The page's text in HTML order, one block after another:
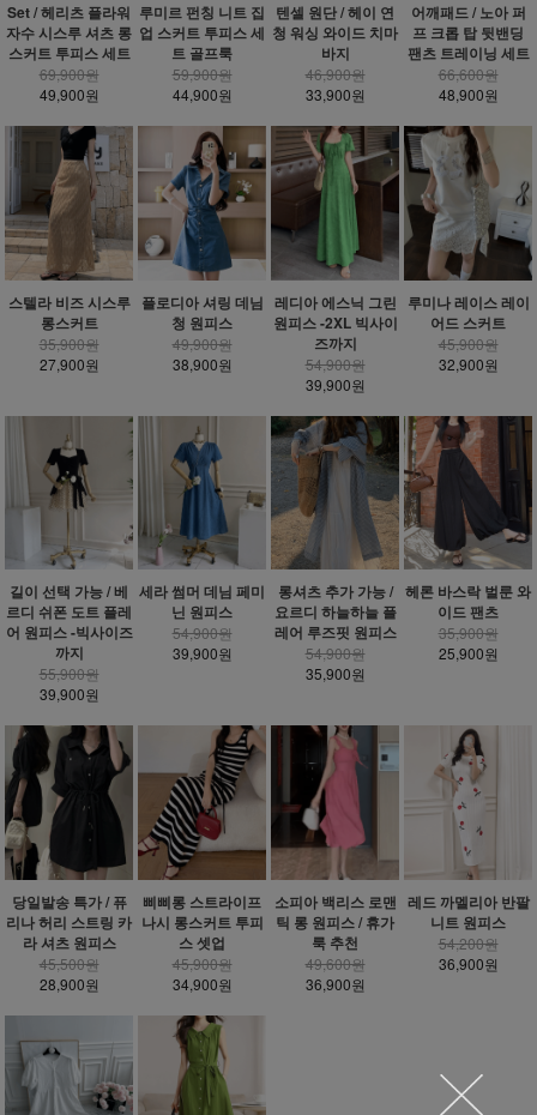
Set / 헤리츠 플라워
자수 시스루 셔츠 롱
스커트 투피스 세트
69,900원
49,900원
루미르 펀칭 니트 집
업 스커트 투피스 세
트 골프룩
59,900원
44,900원
텐셀 원단 / 헤이 연
청 워싱 와이드 치마
바지
46,900원
33,900원
어깨패드 / 노아 퍼
프 크롭 탑 뒷밴딩
팬츠 트레이닝 세트
66,600원
48,900원
스텔라 비즈 시스루
롱스커트
35,900원
27,900원
플로디아 셔링 데님
청 원피스
49,900원
38,900원
레디아 에스닉 그린
원피스 -2XL 빅사이
즈까지
54,900원
39,900원
루미나 레이스 레이
어드 스커트
45,900원
32,900원
길이 선택 가능 / 베
르디 쉬폰 도트 플레
어 원피스 -빅사이즈
까지
55,900원
39,900원
세라 썸머 데님 페미
닌 원피스
54,900원
39,900원
롱셔츠 추가 가능 /
요르디 하늘하늘 플
레어 루즈핏 원피스
54,900원
35,900원
헤론 바스락 벌룬 와
이드 팬츠
35,900원
25,900원
당일발송 특가 / 퓨
리나 허리 스트링 카
라 셔츠 원피스
45,500원
28,900원
삐삐롱 스트라이프
나시 롱스커트 투피
스 셋업
45,900원
34,900원
소피아 백리스 로맨
틱 롱 원피스 / 휴가
룩 추천
49,600원
36,900원
레드 까멜리아 반팔
니트 원피스
54,200원
36,900원